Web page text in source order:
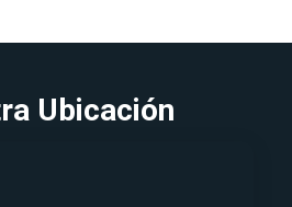
Ubicación